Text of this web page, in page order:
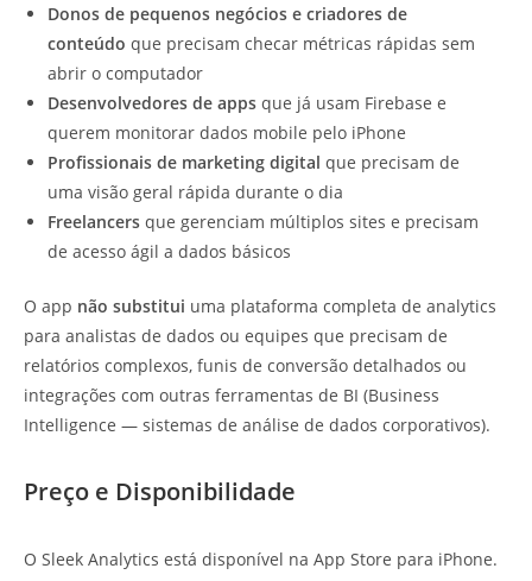
Donos de pequenos negócios e criadores de
conteúdo que precisam checar métricas rápidas sem
abrir o computador
Desenvolvedores de apps que já usam Firebase e
querem monitorar dados mobile pelo iPhone
Profissionais de marketing digital que precisam de
uma visão geral rápida durante o dia
Freelancers que gerenciam múltiplos sites e precisam
de acesso ágil a dados básicos
O app não substitui uma plataforma completa de analytics
para analistas de dados ou equipes que precisam de
relatórios complexos, funis de conversão detalhados ou
integrações com outras ferramentas de BI (Business
Intelligence — sistemas de análise de dados corporativos).
Preço e Disponibilidade
O Sleek Analytics está disponível na App Store para iPhone.